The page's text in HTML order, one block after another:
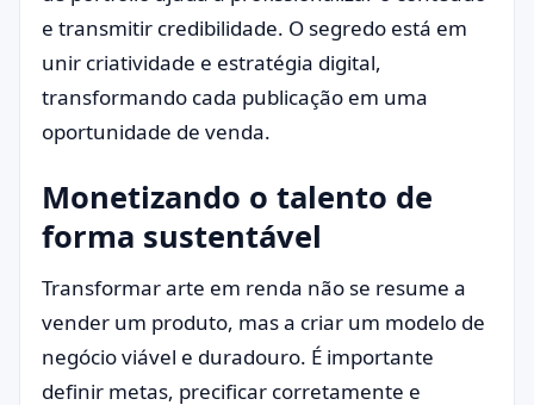
e transmitir credibilidade. O segredo está em
unir criatividade e estratégia digital,
transformando cada publicação em uma
oportunidade de venda.
Monetizando o talento de
forma sustentável
Transformar arte em renda não se resume a
vender um produto, mas a criar um modelo de
negócio viável e duradouro. É importante
definir metas, precificar corretamente e